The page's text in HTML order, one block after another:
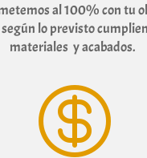
al 100% con tu
lo previsto
materiales y acabados.
